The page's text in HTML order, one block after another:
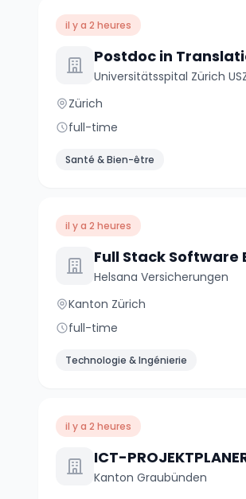
il y a 2 heures
Universitätsspital Zürich
Zürich
full-time
Santé & Bien-être
il y a 2 heures
Helsana Versicherungen
Kanton Zürich
full-time
Technologie & Ingénierie
il y a 2 heures
ICT-
Kanton Graubünden